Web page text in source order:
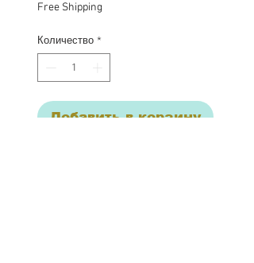
Free Shipping
Количество *
Добавить в корзину